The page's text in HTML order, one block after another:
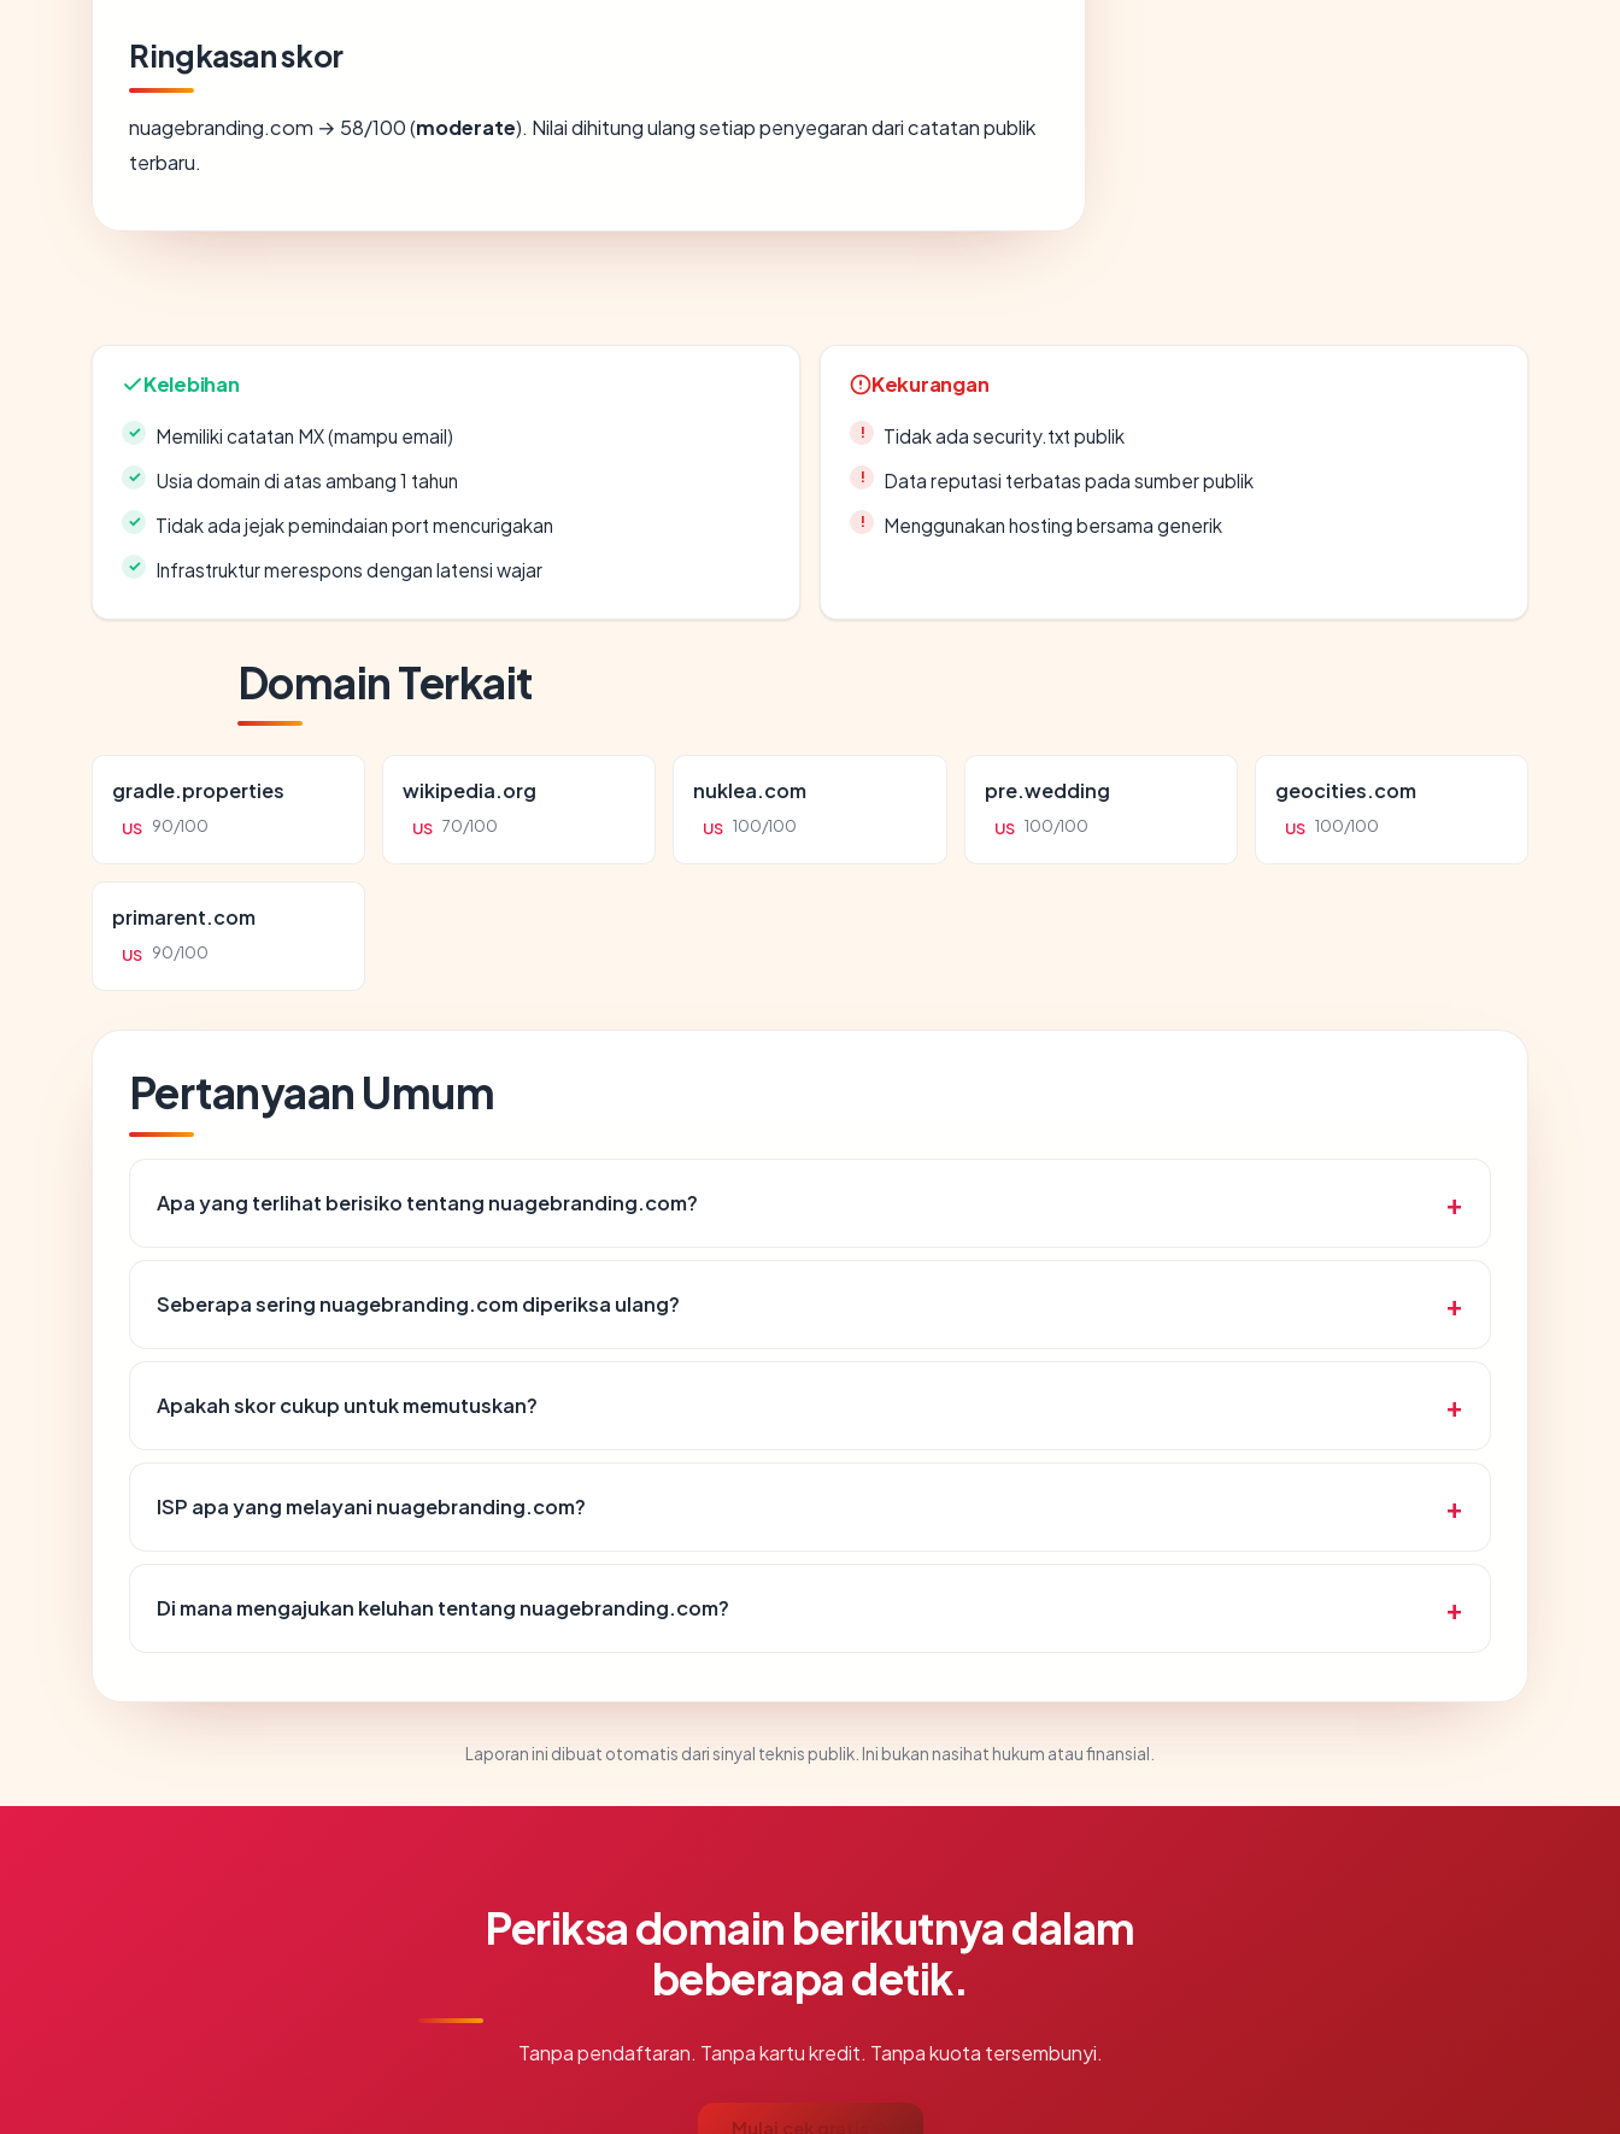
Ringkasan skor
nuagebranding.com → 58/100 (moderate). Nilai dihitung ulang setiap penyegaran dari catatan publik
terbaru.
Kelebihan
Memiliki catatan MX (mampu email)
Usia domain di atas ambang 1 tahun
Tidak ada jejak pemindaian port mencurigakan
Infrastruktur merespons dengan latensi wajar
Kekurangan
Tidak ada security.txt publik
Data reputasi terbatas pada sumber publik
Menggunakan hosting bersama generik
Domain Terkait
gradle.properties
US 90/100
wikipedia.org
US 70/100
nuklea.com
US 100/100
pre.wedding
US 100/100
geocities.com
US 100/100
primarent.com
US 90/100
Pertanyaan Umum
Apa yang terlihat berisiko tentang nuagebranding.com?
Seberapa sering nuagebranding.com diperiksa ulang?
Apakah skor cukup untuk memutuskan?
ISP apa yang melayani nuagebranding.com?
Di mana mengajukan keluhan tentang nuagebranding.com?
Laporan ini dibuat otomatis dari sinyal teknis publik. Ini bukan nasihat hukum atau finansial.
Periksa domain berikutnya dalam
beberapa detik.
Tanpa pendaftaran. Tanpa kartu kredit. Tanpa kuota tersembunyi.
Mulai cek gratis →